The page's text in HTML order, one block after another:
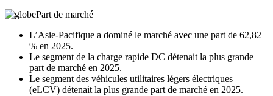
Part de marché
L’Asie-Pacifique a dominé le marché avec une part de 62,82
% en 2025.
Le segment de la charge rapide DC détenait la plus grande
part de marché en 2025.
Le segment des véhicules utilitaires légers électriques
(eLCV) détenait la plus grande part de marché en 2025.